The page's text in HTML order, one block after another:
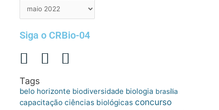
Siga o CRBio-04
Tags
belo horizonte biodiversidade biologia brasília
capacitação ciências biológicas concurso